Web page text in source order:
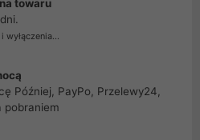
towaru
wyłączenia...
Później, PayPo, Przelewy24,
pobraniem